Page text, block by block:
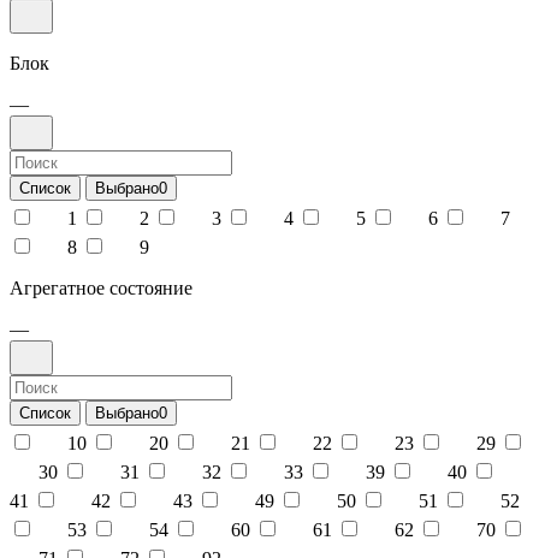
Блок
—
Список Выбрано0
1 2 3 4 5 6
7
8
9
Агрегатное состояние
—
Список Выбрано0
10 20 21 22 23
29
30
31 32 33 39
40
41
42 43 49 50 51
52
53
54 60 61 62
70